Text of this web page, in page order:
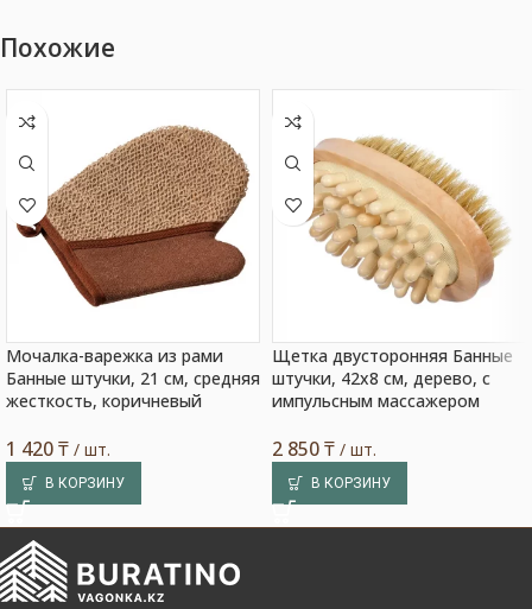
Похожие
Мочалка-варежка из рами
Банные штучки, 21 см, средняя
жесткость, коричневый
1 420₸ / шт.
В КОРЗИНУ
Щетка двусторонняя Банные
штучки, 42х8 см, дерево, с
импульсным массажером
2 850₸ / шт.
В КОРЗИНУ